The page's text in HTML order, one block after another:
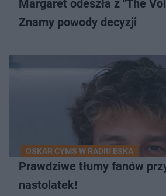
Margaret odeszła z "The
Znamy powody decyzji
OSKAR CYMS W RADIU ESKA
Prawdziwe tłumy fanów
nastolatek!